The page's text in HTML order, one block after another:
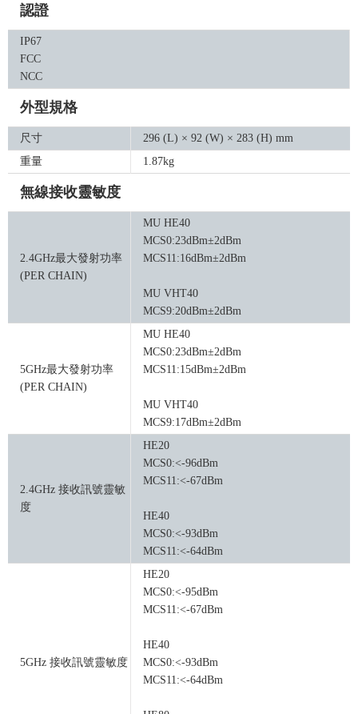
認證
IP67
FCC
NCC
外型規格
尺寸
296 (L) × 92 (W) × 283 (H) mm
重量
1.87kg
無線接收靈敏度
2.4GHz最大發射功率
(PER CHAIN)
MU HE40
MCS0:23dBm±2dBm
MCS11:16dBm±2dBm
MU VHT40
MCS9:20dBm±2dBm
5GHz最大發射功率
(PER CHAIN)
MU HE40
MCS0:23dBm±2dBm
MCS11:15dBm±2dBm
MU VHT40
MCS9:17dBm±2dBm
2.4GHz 接收訊號靈敏
度
HE20
MCS0:<-96dBm
MCS11:<-67dBm
HE40
MCS0:<-93dBm
MCS11:<-64dBm
5GHz 接收訊號靈敏度
HE20
MCS0:<-95dBm
MCS11:<-67dBm
HE40
MCS0:<-93dBm
MCS11:<-64dBm